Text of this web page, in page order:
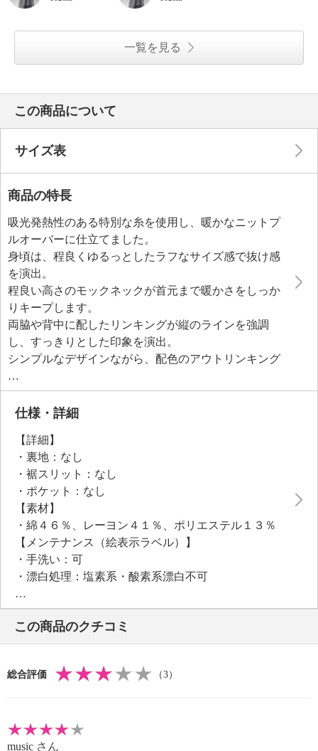
一覧を見る
この商品について
サイズ表
商品の特長
吸光発熱性のある特別な糸を使用し、暖かなニットプ
ルオーバーに仕立てました。
身頃は、程良くゆるっとしたラフなサイズ感で抜け感
を演出。
程良い高さのモックネックが首元まで暖かさをしっか
りキープします。
両脇や背中に配したリンキングが縦のラインを強調
し、すっきりとした印象を演出。
シンプルなデザインながら、配色のアウトリンキング
がアクセントとなり、エフォートレスな魅力を醸し出
します。
さまざまなボトムスと合わせやすく、幅広いスタイリ
仕様・詳細
【詳細】
・裏地：なし
・裾スリット：なし
・ポケット：なし
【素材】
・綿４６％、レーヨン４１％、ポリエステル１３％
【メンテナンス（絵表示ラベル）】
・手洗い：可
・漂白処理：塩素系・酸素系漂白不可
・タンブル乾燥：不可
・自然乾燥：日陰の平干し
・アイロン仕上げ：可（中温）
・ドライクリーニング：石油系ドライクリーニング可
【メンテナンス（ケアラベル）】
・単品洗い
・摩擦による色落ち、色移り注意
・毛玉が生じるおそれあり
この商品のクチコミ
総合評価 （3）
music さん